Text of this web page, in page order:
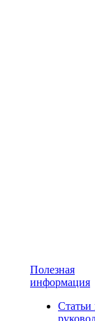
Полезная
информация
Статьи